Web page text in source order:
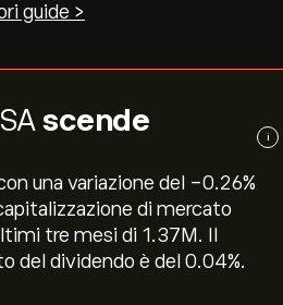
guide >
scende
i
una variazione del ‎-0.26‎%
di mercato
tre mesi di 1.37M. Il
del dividendo è del 0.04%.